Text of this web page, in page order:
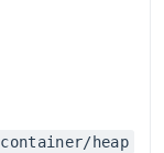
container/heap